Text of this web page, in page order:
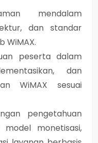
mendalam
dan standar
WiMAX.
peserta dalam
dan
WiMAX sesuai
pengetahuan
monetisasi,